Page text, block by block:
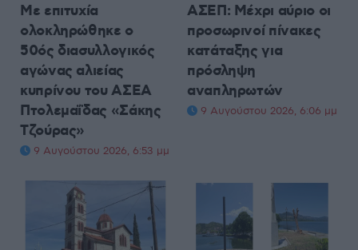
Με επιτυχία
ολοκληρώθηκε ο
50ός διασυλλογικός
αγώνας αλιείας
κυπρίνου του ΑΣΕΑ
Πτολεμαΐδας «Σάκης
Τζούρας»
9 Αυγούστου 2026, 6:53 μμ
ΑΣΕΠ: Μέχρι αύριο οι
προσωρινοί πίνακες
κατάταξης για
πρόσληψη
αναπληρωτών
9 Αυγούστου 2026, 6:06 μμ